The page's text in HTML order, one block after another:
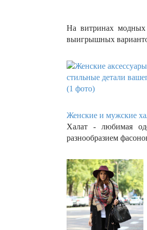
На витринах модных
выигрышных
Женские и мужские
Халат - любимая
разнообразием